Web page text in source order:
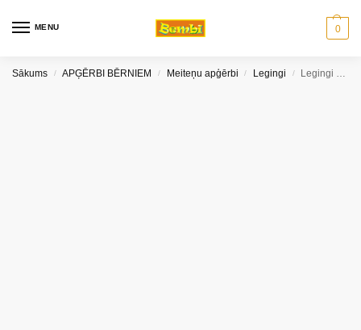
MENU 0
Sākums / APĢĒRBI BĒRNIEM / Meiteņu apģērbi / Legingi / Legingi ar siltinājumu meitenēm Mouse S&D Fashion (98-128 izm.)